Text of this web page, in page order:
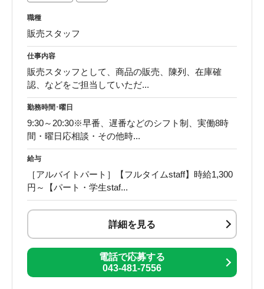
職種
販売スタッフ
仕事内容
販売スタッフとして、商品の販売、陳列、在庫確
認、などをご担当していただ...
勤務時間･曜日
9:30～20:30※早番、遅番などのシフト制、実働8時
間・曜日応相談・その他時...
給与
［アルバイトパート］【フルタイムstaff】時給1,300
円～【パート・学生staf...
詳細を見る
電話で応募する
043-481-7556